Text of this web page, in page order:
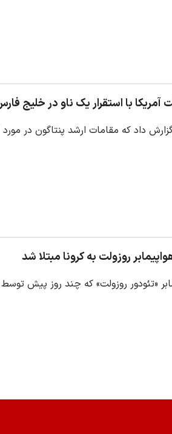
با استقرار یک ناو در خلیج
داد که مقامات ارشد پنتاگون در مورد
روزولت به کرونا مبتلا شد
«تئودور روزولت» که چند روز پیش توسط